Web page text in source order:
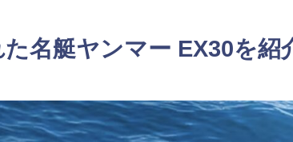
名艇ヤンマー EX30を紹